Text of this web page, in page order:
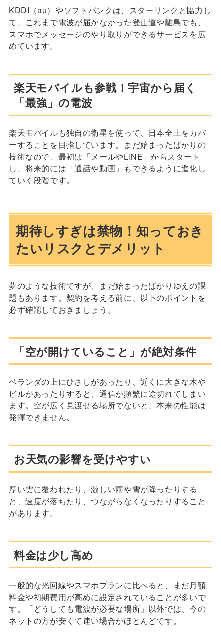
KDDI（au）やソフトバンクは、スターリンクと協力し
て、これまで電波が届かなかった登山道や離島でも、
スマホでメッセージのやり取りができるサービスを広
めています。
楽天モバイルも参戦！宇宙から届く
「最強」の電波
楽天モバイルも独自の衛星を使って、日本全土をカバ
ーすることを目指しています。まだ始まったばかりの
技術なので、最初は「メールやLINE」からスタート
し、将来的には「通話や動画」もできるように進化し
ていく段階です。
期待しすぎは禁物！知っておき
たいリスクとデメリット
夢のような技術ですが、まだ始まったばかりゆえの課
題もあります。契約を考える前に、以下のポイントを
必ず確認しておきましょう。
「空が開けていること」が絶対条件
ベランダの上にひさしがあったり、近くに大きな木や
ビルがあったりすると、通信が頻繁に途切れてしまい
ます。空が広く見渡せる場所でないと、本来の性能は
発揮できません。
お天気の影響を受けやすい
厚い雲に覆われたり、激しい雨や雪が降ったりする
と、速度が落ちたり、つながらなくなったりすること
があります。
料金は少し高め
一般的な光回線やスマホプランに比べると、まだ月額
料金や初期費用が高めに設定されていることが多いで
す。「どうしても電波が必要な場所」以外では、今の
ネットの方が安くて速い場合がほとんどです。